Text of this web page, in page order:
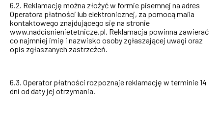
6.2. Reklamację można złożyć w formie pisemnej na adres
Operatora płatności lub elektronicznej, za pomocą maila
kontaktowego znajdującego się na stronie
www.nadcisnienietetnicze.pl. Reklamacja powinna zawierać
co najmniej imię i nazwisko osoby zgłaszającej uwagi oraz
opis zgłaszanych zastrzeżeń.
6.3. Operator płatności rozpoznaje reklamację w terminie 14
dni od daty jej otrzymania.